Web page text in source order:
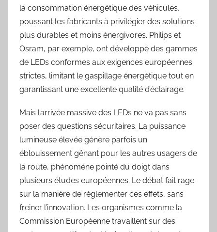
la consommation énergétique des véhicules,
poussant les fabricants à privilégier des solutions
plus durables et moins énergivores. Philips et
Osram, par exemple, ont développé des gammes
de LEDs conformes aux exigences européennes
strictes, limitant le gaspillage énergétique tout en
garantissant une excellente qualité d’éclairage.
Mais l’arrivée massive des LEDs ne va pas sans
poser des questions sécuritaires. La puissance
lumineuse élevée génère parfois un
éblouissement gênant pour les autres usagers de
la route, phénomène pointé du doigt dans
plusieurs études européennes. Le débat fait rage
sur la manière de règlementer ces effets, sans
freiner l’innovation. Les organismes comme la
Commission Européenne travaillent sur des